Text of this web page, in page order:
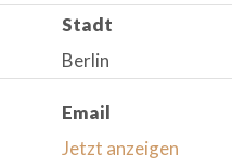
Stadt
Berlin
Email
Jetzt anzeigen